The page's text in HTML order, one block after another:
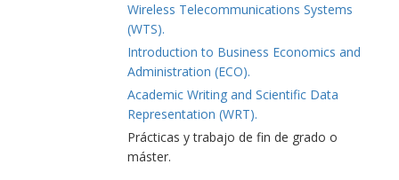
Wireless Telecommunications Systems
(WTS).
Introduction to Business Economics and
Administration (ECO).
Academic Writing and Scientific Data
Representation (WRT).
Prácticas y trabajo de fin de grado o
máster.